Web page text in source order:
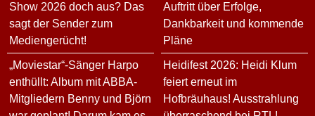
Show 2026 doch aus? Das
sagt der Sender zum
Mediengerücht!
„Moviestar“-Sänger Harpo
enthüllt: Album mit ABBA-
Mitgliedern Benny und Björn
Auftritt über Erfolge,
Dankbarkeit und kommende
Pläne
Heidifest 2026: Heidi Klum
feiert erneut im
Hofbräuhaus! Ausstrahlung